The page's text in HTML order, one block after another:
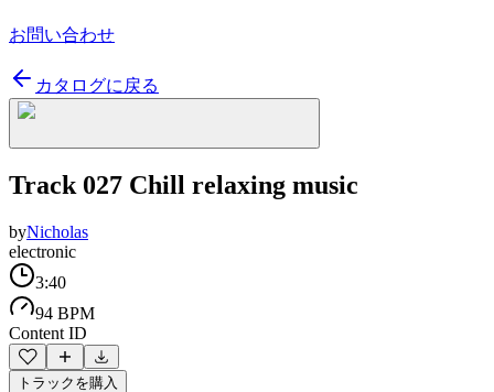
お問い合わせ
カタログに戻る
Track 027 Chill relaxing music
byNicholas
electronic
3:40
94 BPM
Content ID
トラックを購入